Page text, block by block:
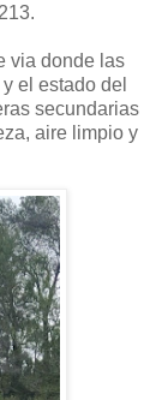
via donde las
el estado del
secundarias
aire limpio y